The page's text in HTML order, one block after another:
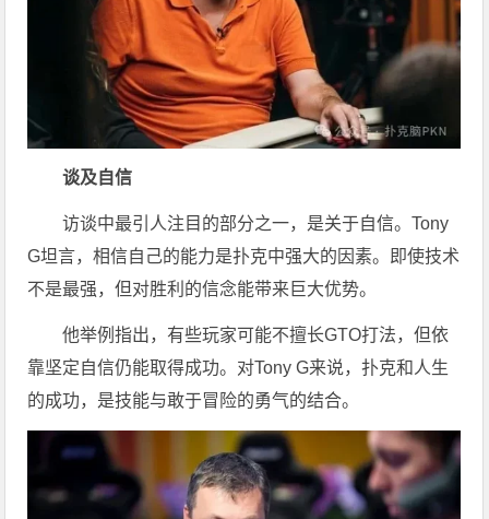
谈及自信
访谈中最引人注目的部分之一，是关于自信。Tony
G坦言，相信自己的能力是扑克中强大的因素。即使技术
不是最强，但对胜利的信念能带来巨大优势。
他举例指出，有些玩家可能不擅长GTO打法，但依
靠坚定自信仍能取得成功。对Tony G来说，扑克和人生
的成功，是技能与敢于冒险的勇气的结合。